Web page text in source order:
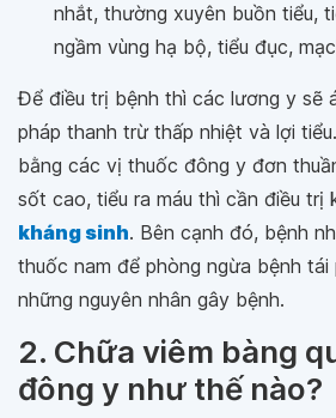
nhắt, thường xuyên buồn tiểu,
ngầm vùng hạ bộ, tiểu đục,
Để điều trị bệnh thì các lương y sẽ
pháp thanh trừ thấp nhiệt và lợi
bằng các vị thuốc đông y đơn
sốt cao, tiểu ra máu thì cần điều trị
kháng sinh. Bên cạnh đó, bệnh
thuốc nam để phòng ngừa bệnh
những nguyên nhân gây bệnh.
2. Chữa viêm bàng
đông y như thế nào?